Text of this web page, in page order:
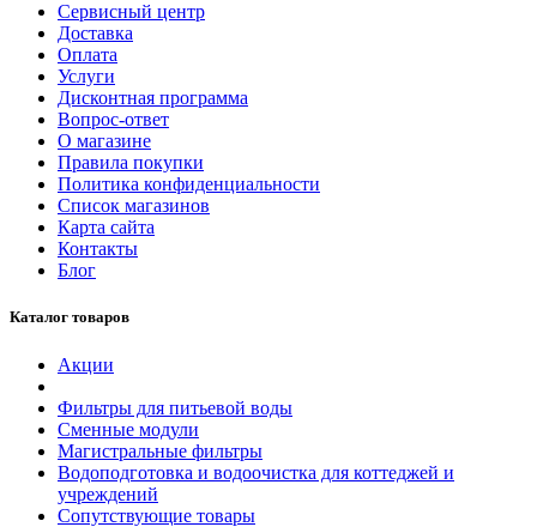
Сервисный центр
Доставка
Оплата
Услуги
Дисконтная программа
Вопрос-ответ
О магазине
Правила покупки
Политика конфиденциальности
Список магазинов
Карта сайта
Контакты
Блог
Каталог товаров
Акции
Фильтры для питьевой воды
Сменные модули
Магистральные фильтры
Водоподготовка и водоочистка для коттеджей и
учреждений
Сопутствующие товары